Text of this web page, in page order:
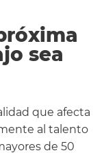
sea
que afecta
al talento
de 50